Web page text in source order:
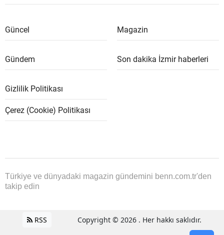
Güncel Magazin
Gündem Son dakika İzmir haberleri
Gizlilik Politikası
Çerez (Cookie) Politikası
Türkiye ve dünyadaki magazin gündemini benn.com.tr'den
takip edin
RSS Copyright © 2026 . Her hakkı saklıdır.